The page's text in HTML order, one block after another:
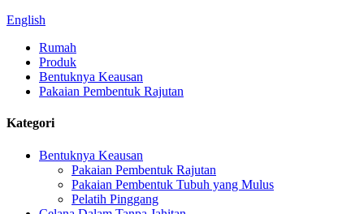
English
Rumah
Produk
Bentuknya Keausan
Pakaian Pembentuk Rajutan
Kategori
Bentuknya Keausan
Pakaian Pembentuk Rajutan
Pakaian Pembentuk Tubuh yang Mulus
Pelatih Pinggang